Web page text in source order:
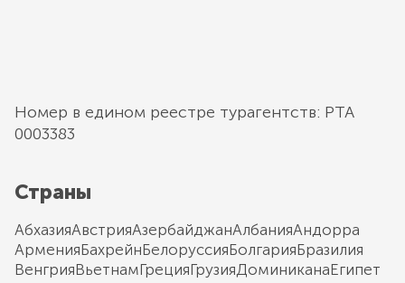
Номер в едином реестре турагентств: РТА
0003383
Страны
АбхазияАвстрияАзербайджанАлбанияАндорра
АрменияБахрейнБелоруссияБолгарияБразилия
ВенгрияВьетнамГрецияГрузияДоминиканаЕгипет